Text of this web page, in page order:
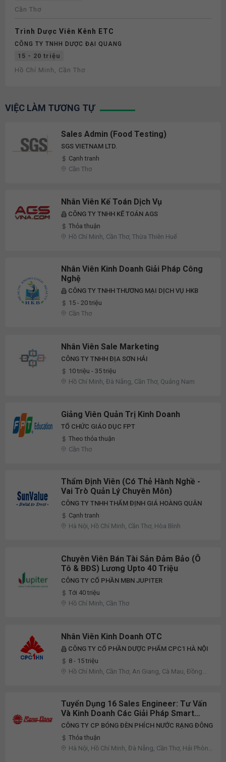
Cần Thơ
Trình Dược Viên Kênh ETC
CÔNG TY TNHH DƯỢC ĐẠI QUANG
15 - 20 triệu
Hồ Chí Minh, Cần Thơ
VIỆC LÀM TƯƠNG TỰ
Sales Admin (Food Testing)
SGS VIETNAM LTD.
Cạnh tranh
Cần Thơ
Nhân Viên Kế Toán Dịch Vụ
CÔNG TY TNHH KẾ TOÁN AGS
Thỏa thuận
Hồ Chí Minh, Cần Thơ, Thừa Thiên Huế
Nhân Viên Kinh Doanh Giải Pháp Công
Nghệ
CÔNG TY TNHH THƯƠNG MẠI DỊCH VỤ HKB
15 - 20 triệu
Cần Thơ
Nhân Viên Sale Marketing
CÔNG TY TNHH ĐỊA SƠN HẢI
10 triệu - 35 triệu
Hồ Chí Minh, Đà Nẵng, Cần Thơ, Quảng Nam
Giảng Viên Quản Trị Kinh Doanh
TỔ CHỨC GIÁO DỤC FPT
Theo thỏa thuận
Cần Thơ
Thẩm Định Viên (Có Thẻ Hành Nghề -
Vai Trò Quản Lý Chuyên Môn)
CÔNG TY TNHH THẨM ĐỊNH GIÁ HOÀNG QUÂN
Cạnh tranh
Hà Nội, Hồ Chí Minh, Cần Thơ, Hòa Bình
Chuyên Viên Bán Tài Sản Đảm Bảo (Ô
Tô & BĐS) Lương Upto 40 Triệu
CÔNG TY CỔ PHẦN MBN JUPITER
Tới 40 triệu
Hồ Chí Minh, Cần Thơ
Nhân Viên Kinh Doanh OTC
CÔNG TY CỔ PHẦN DƯỢC PHẨM CPC1 HÀ NỘI
8 - 15 triệu
Hồ Chí Minh, Cần Thơ, An Giang, Cà Mau, Đồng
Tuyển Dụng 16 Sales Engineer: Tư Vấn
Và Kinh Doanh Các Giải Pháp Smart
Home Và Công Trình, Dự Án.
CÔNG TY CP BÓNG ĐÈN PHÍCH NƯỚC RẠNG ĐÔNG
Thỏa thuận
Hà Nội, Hồ Chí Minh, Đà Nẵng, Cần Thơ, Hải Phòng,